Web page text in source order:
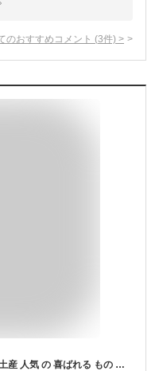
のおすすめコメント (3件) >
Liberte555 チーズ おつまみ 北海道 お土産 人気 の 喜ばれる もの 北海道お土産 酒のつまみ ベスト 10 お取り寄せおつまみ (やわらかチーズ帆立)